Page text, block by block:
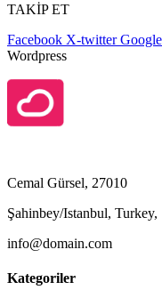
TAKİP ET
Facebook X-twitter
Wordpress
Cemal Gürsel, 27010
Şahinbey/Istanbul, Turkey,
info@domain.com
Kategoriler